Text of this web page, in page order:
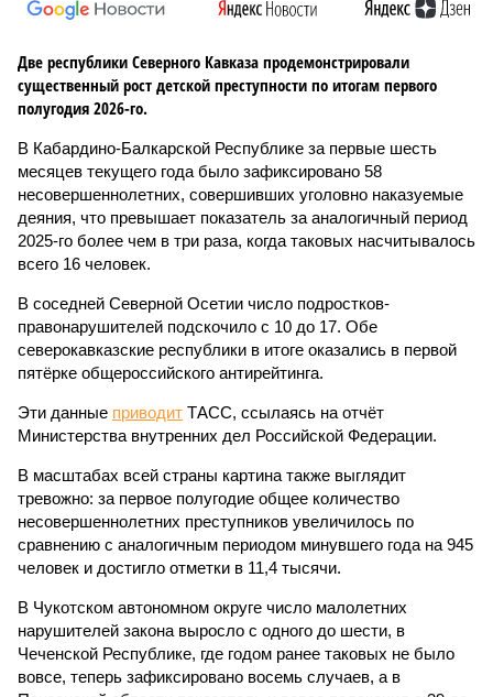
Две республики Северного Кавказа продемонстрировали
существенный рост детской преступности по итогам первого
полугодия 2026-го.
В Кабардино-Балкарской Республике за первые шесть
месяцев текущего года было зафиксировано 58
несовершеннолетних, совершивших уголовно наказуемые
деяния, что превышает показатель за аналогичный период
2025-го более чем в три раза, когда таковых насчитывалось
всего 16 человек.
В соседней Северной Осетии число подростков-
правонарушителей подскочило с 10 до 17. Обе
северокавказские республики в итоге оказались в первой
пятёрке общероссийского антирейтинга.
Эти данные приводит ТАСС, ссылаясь на отчёт
Министерства внутренних дел Российской Федерации.
В масштабах всей страны картина также выглядит
тревожно: за первое полугодие общее количество
несовершеннолетних преступников увеличилось по
сравнению с аналогичным периодом минувшего года на 945
человек и достигло отметки в 11,4 тысячи.
В Чукотском автономном округе число малолетних
нарушителей закона выросло с одного до шести, в
Чеченской Республике, где годом ранее таковых не было
вовсе, теперь зафиксировано восемь случаев, а в